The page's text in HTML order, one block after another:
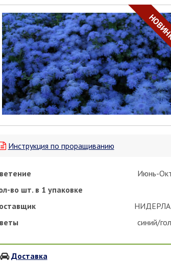
Инструкция по проращиванию
Июнь-
во шт. в 1 упаковке
синий/
Доставка